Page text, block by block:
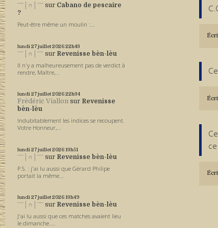
ˉˉˉ│∩│ˉˉˉ sur Cabano de pescaire
?
Peut-être même un moulin :...
lundi 27juillet 2026 22h43
ˉˉˉ│∩│ˉˉˉ sur Revenisse bèn-lèu
Il n'y a malheureusement pas de verdict à
rendre, Maître,...
lundi 27juillet 2026 22h34
Frédéric Viallon sur Revenisse
bèn-lèu
Indubitablement les indices se recoupent.
Votre Honneur,...
lundi 27juillet 2026 13h51
ˉˉˉ│∩│ˉˉˉ sur Revenisse bèn-lèu
P.S. : j'ai lu aussi que Gérard Philipe
portait la même...
lundi 27juillet 2026 13h49
ˉˉˉ│∩│ˉˉˉ sur Revenisse bèn-lèu
J'ai lu aussi que ces matches avaient lieu
le dimanche....